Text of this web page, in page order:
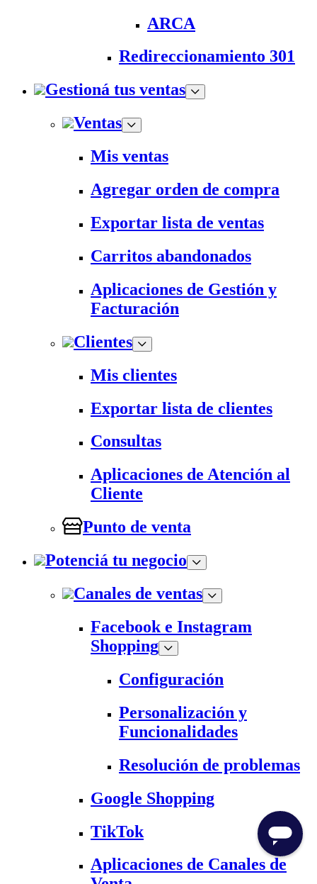
ARCA
Redireccionamiento 301
Gestioná tus ventas
Ventas
Mis ventas
Agregar orden de compra
Exportar lista de ventas
Carritos abandonados
Aplicaciones de Gestión y
Facturación
Clientes
Mis clientes
Exportar lista de clientes
Consultas
Aplicaciones de Atención al
Cliente
Punto de venta
Potenciá tu negocio
Canales de ventas
Facebook e Instagram
Shopping
Configuración
Personalización y
Funcionalidades
Resolución de problemas
Google Shopping
TikTok
Aplicaciones de Canales de